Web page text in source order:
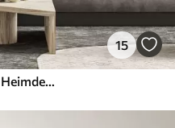
15
Pealistische ästhetische Steine, Heimdekoration, natürliche Beleuchtung